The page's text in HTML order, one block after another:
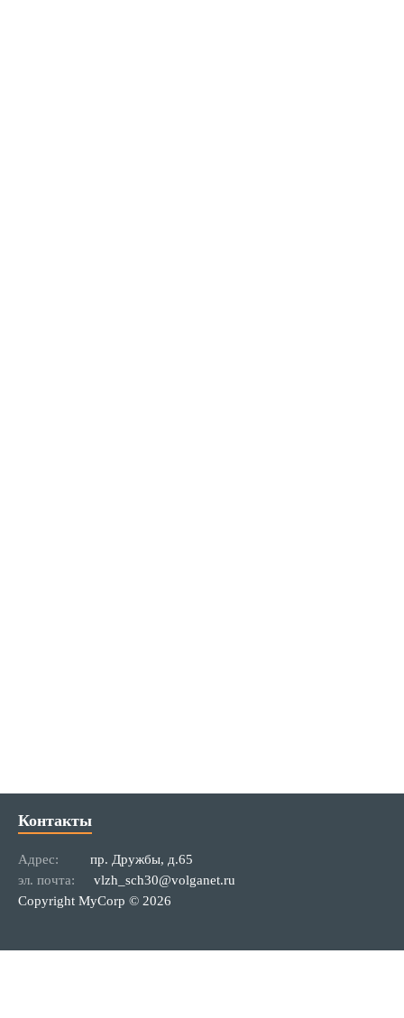
Контакты
Адрес:
пр. Дружбы, д.65
эл. почта:
vlzh_sch30@volganet.ru
Copyright MyCorp © 2026